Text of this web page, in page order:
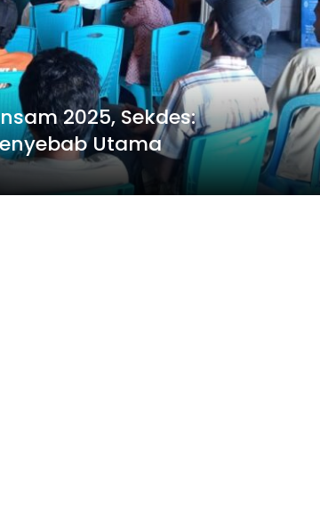
2025, Sekdes:
Utama